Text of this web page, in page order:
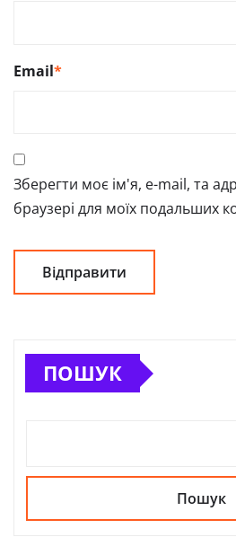
Email*
Зберегти моє ім'я, e-mail, та
браузері для моїх подальших
ПОШУК
Пошук